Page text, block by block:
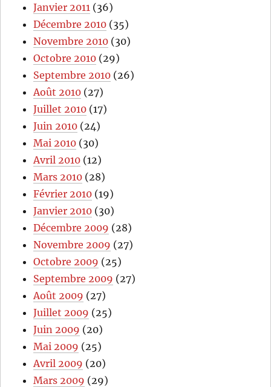
Janvier 2011 (36)
Décembre 2010 (35)
Novembre 2010 (30)
Octobre 2010 (29)
Septembre 2010 (26)
Août 2010 (27)
Juillet 2010 (17)
Juin 2010 (24)
Mai 2010 (30)
Avril 2010 (12)
Mars 2010 (28)
Février 2010 (19)
Janvier 2010 (30)
Décembre 2009 (28)
Novembre 2009 (27)
Octobre 2009 (25)
Septembre 2009 (27)
Août 2009 (27)
Juillet 2009 (25)
Juin 2009 (20)
Mai 2009 (25)
Avril 2009 (20)
Mars 2009 (29)